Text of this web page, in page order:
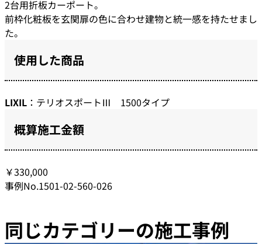
2台用折板カーポート。
前枠化粧板を玄関扉の色に合わせ建物と統一感を持たせまし
た。
使用した商品
LIXIL ：テリオスポートⅢ 1500タイプ
概算施工金額
￥330,000
事例No.1501-02-560-026
同じカテゴリーの施工事例